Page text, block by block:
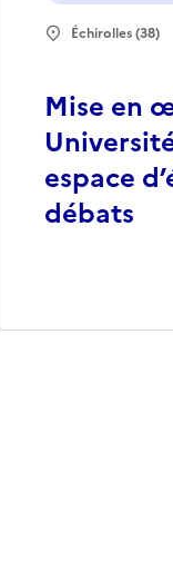
Mise en
espace
débats
Échirolles (38)